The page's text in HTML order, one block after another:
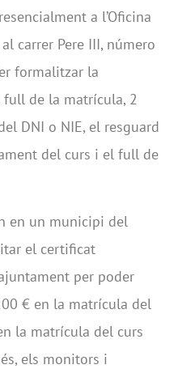
a l’Oficina
carrer Pere III, número
formalitzar la
de la matrícula, 2
DNI o NIE, el resguard
del curs i el full de
en un municipi del
el certificat
per poder
€ en la matrícula del
la matrícula del curs
els monitors i